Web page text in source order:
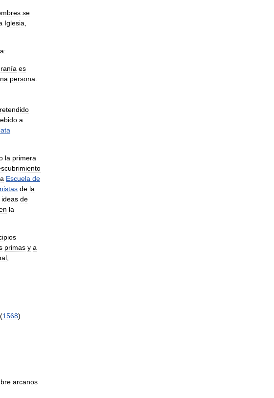
se
Iglesia
es
persona
a
la primera
Escuela de
de la
ideas de
la
primas y a
(1568)
arcanos